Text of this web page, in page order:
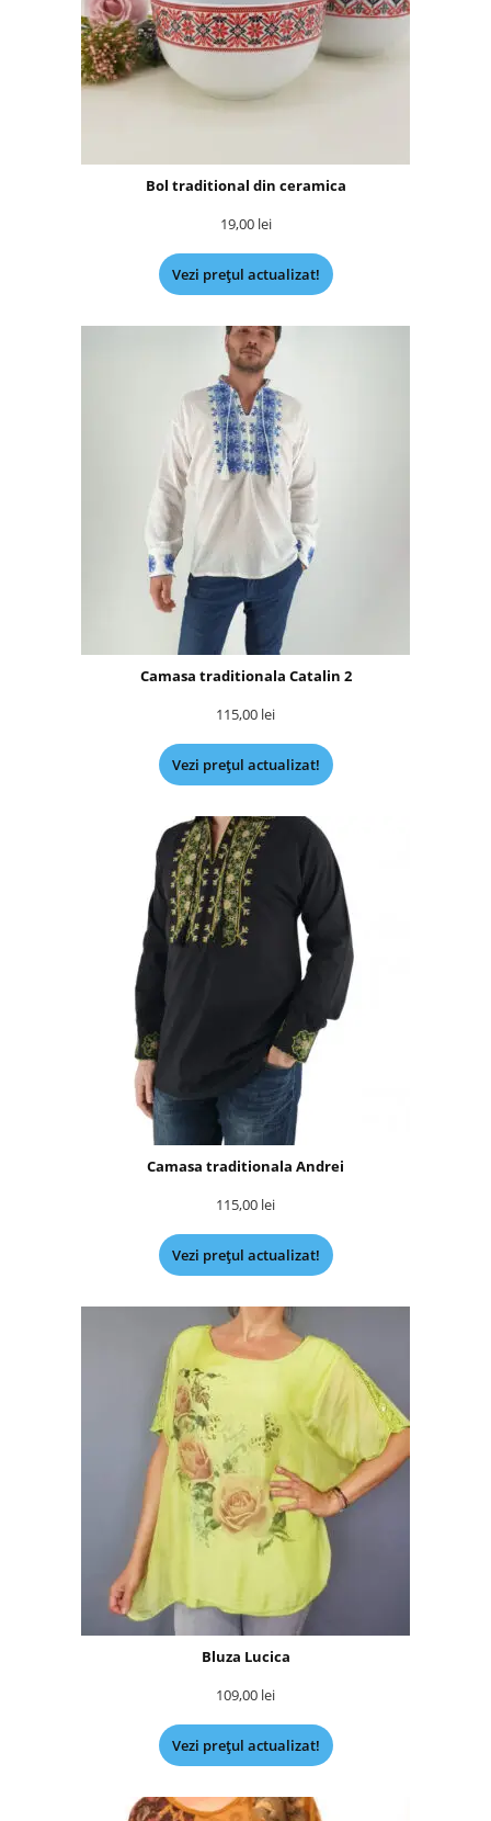
Bol traditional din ceramica
19,00 lei
Vezi prețul actualizat!
Camasa traditionala Catalin 2
115,00 lei
Vezi prețul actualizat!
Camasa traditionala Andrei
115,00 lei
Vezi prețul actualizat!
Bluza Lucica
109,00 lei
Vezi prețul actualizat!